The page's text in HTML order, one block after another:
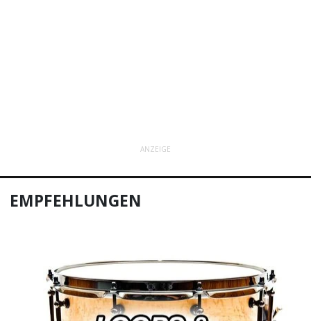
ANZEIGE
EMPFEHLUNGEN